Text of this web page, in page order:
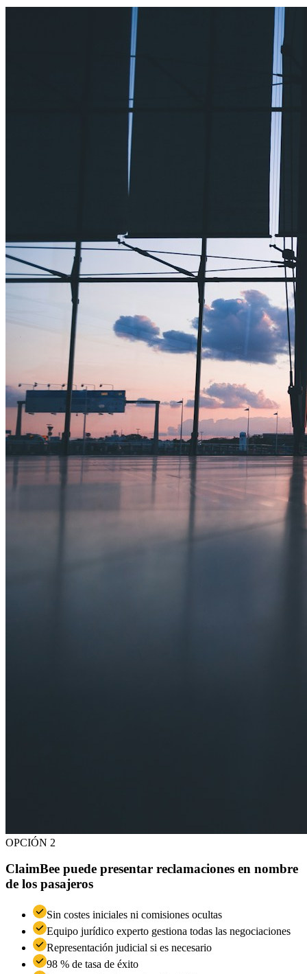
OPCIÓN 2
ClaimBee puede presentar reclamaciones en nombre
de los pasajeros
Sin costes iniciales ni comisiones ocultas
Equipo jurídico experto gestiona todas las negociaciones
Representación judicial si es necesario
98 % de tasa de éxito